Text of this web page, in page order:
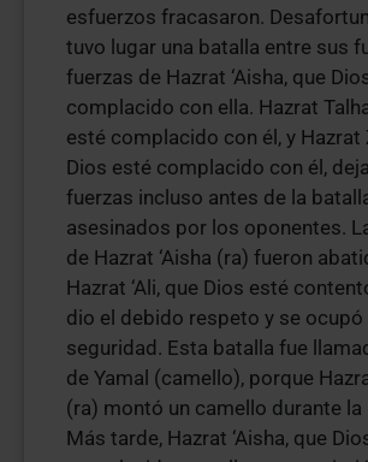
esfuerzos fracasaron.
tuvo lugar una batalla entre sus
fuerzas de Hazrat ‘Aisha, que
complacido con ella. Hazrat
esté complacido con él, y Hazrat
Dios esté complacido con él,
fuerzas incluso antes de la
asesinados por los oponentes.
de Hazrat ‘Aisha (ra) fueron
Hazrat ‘Ali, que Dios esté
dio el debido respeto y se ocupó
seguridad. Esta batalla fue
de Yamal (camello), porque
(ra) montó un camello durante la
Más tarde, Hazrat ‘Aisha, que